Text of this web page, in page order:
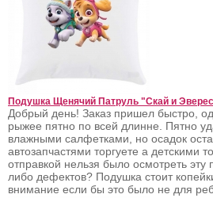
Подушка Щенячий Патруль "Скай и
Добрый день! Заказ пришел быстро,
рыжее пятно по всей длинне. Пятно
влажными салфетками, но осадок
автозапчастями торгуете а детскими
отправкой нельзя было осмотреть эту
либо дефектов? Подушка стоит
внимание если бы это было не для